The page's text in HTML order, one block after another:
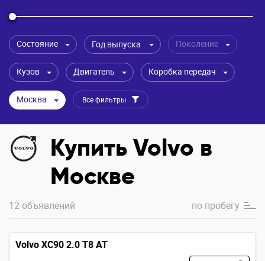
Состояние Год выпуска Поколение
Кузов Двигатель Коробка передач
Москва Все фильтры
Купить Volvo в
Москве
12 объявлений по пробегу
Volvo XC90 2.0 T8 AT